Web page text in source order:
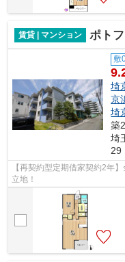
賃貸 | マンション ポトフ
敷
埼
京
埼
築
埼
29
【再契約型定期借家契約2年
立地！